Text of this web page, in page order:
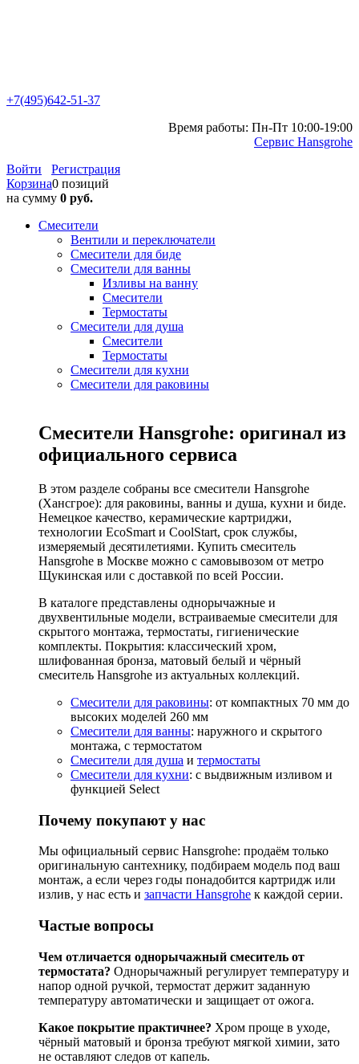
+7(495)642-51-37
Время работы: Пн-Пт 10:00-19:00
Сервис Hansgrohe
Войти
Регистрация
Корзина0 позиций
на сумму 0 руб.
Смесители
Вентили и переключатели
Смесители для биде
Смесители для ванны
Изливы на ванну
Смесители
Термостаты
Смесители для душа
Смесители
Термостаты
Смесители для кухни
Смесители для раковины
Смесители Hansgrohe: оригинал из
официального сервиса
В этом разделе собраны все смесители Hansgrohe
(Хансгрое): для раковины, ванны и душа, кухни и биде.
Немецкое качество, керамические картриджи,
технологии EcoSmart и CoolStart, срок службы,
измеряемый десятилетиями. Купить смеситель
Hansgrohe в Москве можно с самовывозом от метро
Щукинская или с доставкой по всей России.
В каталоге представлены однорычажные и
двухвентильные модели, встраиваемые смесители для
скрытого монтажа, термостаты, гигиенические
комплекты. Покрытия: классический хром,
шлифованная бронза, матовый белый и чёрный
смеситель Hansgrohe из актуальных коллекций.
Смесители для раковины: от компактных 70 мм до
высоких моделей 260 мм
Смесители для ванны: наружного и скрытого
монтажа, с термостатом
Смесители для душа и термостаты
Смесители для кухни: с выдвижным изливом и
функцией Select
Почему покупают у нас
Мы официальный сервис Hansgrohe: продаём только
оригинальную сантехнику, подбираем модель под ваш
монтаж, а если через годы понадобится картридж или
излив, у нас есть и запчасти Hansgrohe к каждой серии.
Частые вопросы
Чем отличается однорычажный смеситель от
термостата? Однорычажный регулирует температуру и
напор одной ручкой, термостат держит заданную
температуру автоматически и защищает от ожога.
Какое покрытие практичнее? Хром проще в уходе,
чёрный матовый и бронза требуют мягкой химии, зато
не оставляют следов от капель.